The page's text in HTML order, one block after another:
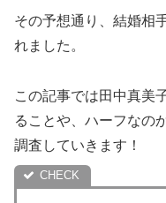
その予想通り、結婚相
れました。
この記事では田中真美
ることや、ハーフなの
調査していきます！